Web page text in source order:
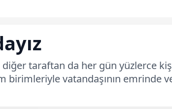
taraftan da her gün yüzlerce
birimleriyle vatandaşının emrinde